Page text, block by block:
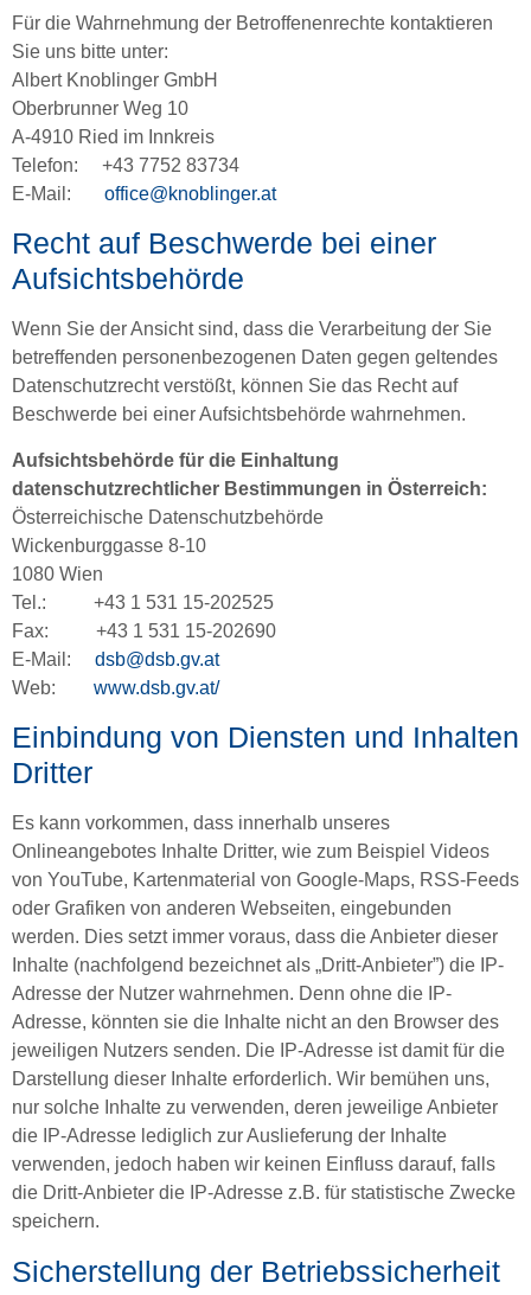
Für die Wahrnehmung der Betroffenenrechte kontaktieren
Sie uns bitte unter:
Albert Knoblinger GmbH
Oberbrunner Weg 10
A-4910 Ried im Innkreis
Telefon: +43 7752 83734
E-Mail: office@knoblinger.at
Recht auf Beschwerde bei einer
Aufsichtsbehörde
Wenn Sie der Ansicht sind, dass die Verarbeitung der Sie
betreffenden personenbezogenen Daten gegen geltendes
Datenschutzrecht verstößt, können Sie das Recht auf
Beschwerde bei einer Aufsichtsbehörde wahrnehmen.
Aufsichtsbehörde für die Einhaltung
datenschutzrechtlicher Bestimmungen in Österreich:
Österreichische Datenschutzbehörde
Wickenburggasse 8-10
1080 Wien
Tel.: +43 1 531 15-202525
Fax: +43 1 531 15-202690
E-Mail: dsb@dsb.gv.at
Web: www.dsb.gv.at/
Einbindung von Diensten und Inhalten
Dritter
Es kann vorkommen, dass innerhalb unseres
Onlineangebotes Inhalte Dritter, wie zum Beispiel Videos
von YouTube, Kartenmaterial von Google-Maps, RSS-Feeds
oder Grafiken von anderen Webseiten, eingebunden
werden. Dies setzt immer voraus, dass die Anbieter dieser
Inhalte (nachfolgend bezeichnet als „Dritt-Anbieter”) die IP-
Adresse der Nutzer wahrnehmen. Denn ohne die IP-
Adresse, könnten sie die Inhalte nicht an den Browser des
jeweiligen Nutzers senden. Die IP-Adresse ist damit für die
Darstellung dieser Inhalte erforderlich. Wir bemühen uns,
nur solche Inhalte zu verwenden, deren jeweilige Anbieter
die IP-Adresse lediglich zur Auslieferung der Inhalte
verwenden, jedoch haben wir keinen Einfluss darauf, falls
die Dritt-Anbieter die IP-Adresse z.B. für statistische Zwecke
speichern.
Sicherstellung der Betriebssicherheit